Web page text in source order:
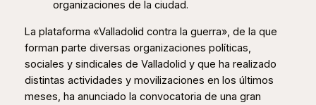
organizaciones de la ciudad.
La plataforma «Valladolid contra la guerra», de la que
forman parte diversas organizaciones políticas,
sociales y sindicales de Valladolid y que ha realizado
distintas actividades y movilizaciones en los últimos
meses, ha anunciado la convocatoria de una gran